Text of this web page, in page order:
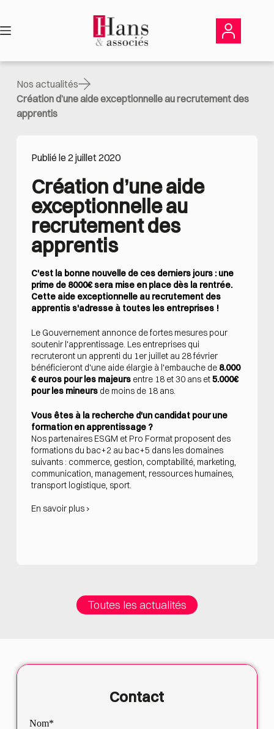
contenu
Nos actualités
Création d’une aide exceptionnelle au recrutement des
apprentis
Publié le 2 juillet 2020
Création d’une aide
exceptionnelle au
recrutement des
apprentis
C'est la bonne nouvelle de ces derniers jours : une
prime de 8000€ sera mise en place dès la rentrée.
Cette aide exceptionnelle au recrutement des
apprentis s'adresse à toutes les entreprises !
Le Gouvernement annonce de fortes mesures pour
soutenir l'apprentissage. Les entreprises qui
recruteront un apprenti du 1er juillet au 28 février
bénéficieront d'une aide élargie à l'embauche de 8.000
€ euros pour les majeursentre 18 et 30 ans et5.000€
pour les mineursde moins de 18 ans.
Vous êtes à la recherche d'un candidat pour une
formation en apprentissage ?
Nos partenaires ESGM et Pro Formatproposent des
formations du bac+2 au bac+5 dans les domaines
suivants : commerce, gestion, comptabilité, marketing,
communication, management, ressources humaines,
transport logistique, sport.
En savoir plus ›
Toutes les actualités
Contact
Nom*